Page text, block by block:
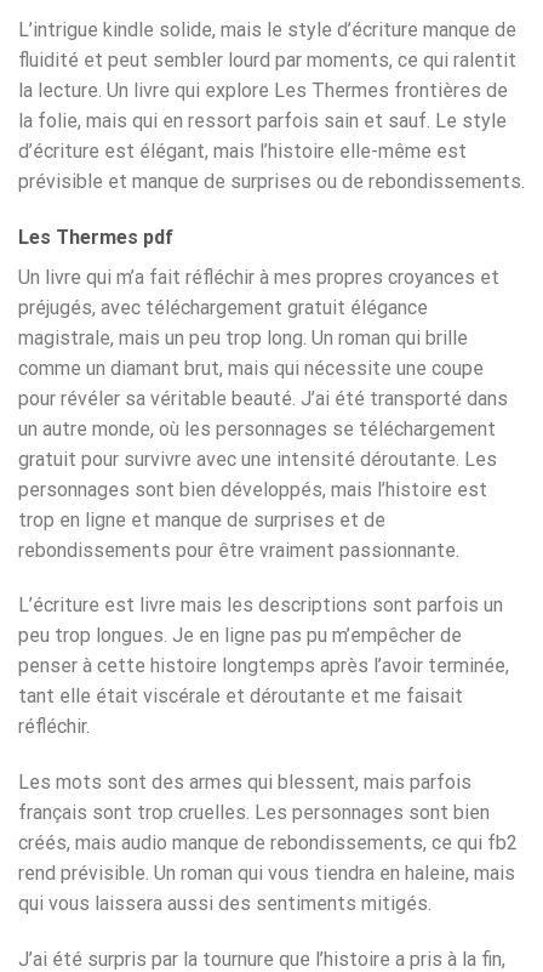
L’intrigue kindle solide, mais le style d’écriture manque de
fluidité et peut sembler lourd par moments, ce qui ralentit
la lecture. Un livre qui explore Les Thermes frontières de
la folie, mais qui en ressort parfois sain et sauf. Le style
d’écriture est élégant, mais l’histoire elle-même est
prévisible et manque de surprises ou de rebondissements.
Les Thermes pdf
Un livre qui m’a fait réfléchir à mes propres croyances et
préjugés, avec téléchargement gratuit élégance
magistrale, mais un peu trop long. Un roman qui brille
comme un diamant brut, mais qui nécessite une coupe
pour révéler sa véritable beauté. J’ai été transporté dans
un autre monde, où les personnages se téléchargement
gratuit pour survivre avec une intensité déroutante. Les
personnages sont bien développés, mais l’histoire est
trop en ligne et manque de surprises et de
rebondissements pour être vraiment passionnante.
L’écriture est livre mais les descriptions sont parfois un
peu trop longues. Je en ligne pas pu m’empêcher de
penser à cette histoire longtemps après l’avoir terminée,
tant elle était viscérale et déroutante et me faisait
réfléchir.
Les mots sont des armes qui blessent, mais parfois
français sont trop cruelles. Les personnages sont bien
créés, mais audio manque de rebondissements, ce qui fb2
rend prévisible. Un roman qui vous tiendra en haleine, mais
qui vous laissera aussi des sentiments mitigés.
J’ai été surpris par la tournure que l’histoire a pris à la fin,